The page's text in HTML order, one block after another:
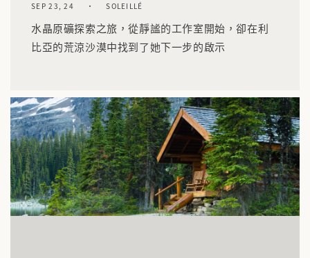
SEP 23, 24 SOLEILLÉ
水晶原礦探索之旅，從靜謐的工作室開始，卻在利
比亞的荒涼沙漠中找到了她下一步的啟示